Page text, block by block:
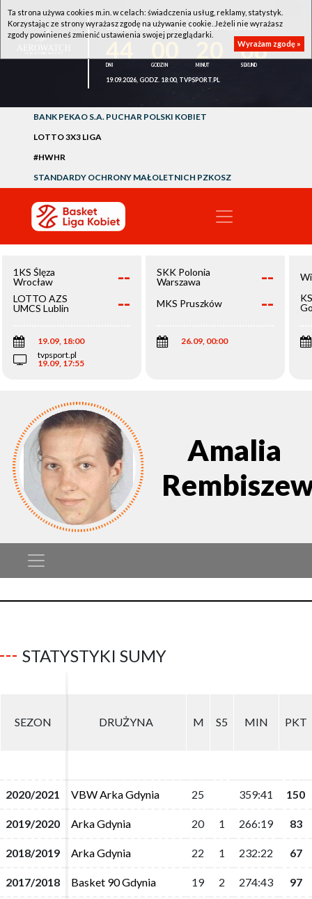
1KS ŚLĘZA WROCŁAW - LOTTO AZS UMCS LUBLIN
07
19.09.2026, GODZ. 18:00, TVPSPORT.PL
BANK PEKAO S.A. PUCHAR POLSKI KOBIET
LOTTO 3X3 LIGA
#HWHR
STANDARDY OCHRONY MAŁOLETNICH PZKOSZ
1KS Ślęza
Wrocław
--
LOTTO AZS
UMCS Lublin
--
19.09, 18:00
tvpsport.pl
19.09, 17:55
SKK Polonia
Warszawa
--
MKS Pruszków --
26.09, 00:00
Amalia
STATYSTYKI SUMY
SEZON DRUŻYNA M S5 MIN PKT
2020/2021 VBW Arka Gdynia 25 359:41 150
2019/2020 Arka Gdynia 20 1 266:19 83
2018/2019 Arka Gdynia 22 1 232:22 67
2017/2018 Basket 90 Gdynia 19 2 274:43 97
SEZON DRUŻYNA M S5 MIN PKT
2020/2021 VBW Arka Gdynia 25 359:41 150
2019/2020 Arka Gdynia 20 1 266:19 83
2018/2019 Arka Gdynia 22 1 232:22 67
2017/2018 Basket 90 Gdynia 19 2 274:43 97
Ta strona używa cookies m.in. w celach: świadczenia usług, reklamy, statystyk.
Korzystając ze strony wyrażasz zgodę na używanie cookie. Jeżeli nie wyrażasz
zgody powinieneś zmienić ustawienia swojej przeglądarki.
Wyrażam zgodę »